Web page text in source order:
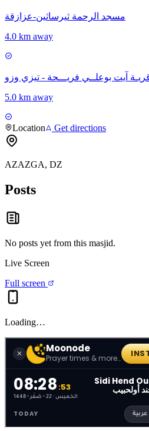
مسجد الرحمة ثيرساثين-عزازقة
4.0 km away
آيت بوعلــي فريـــحة - تيزي وزو
5.0 km away
Location Get directions
AZAZGA, DZ
Posts
No posts yet from this masjid.
Live Screen
Full screen
Loading…